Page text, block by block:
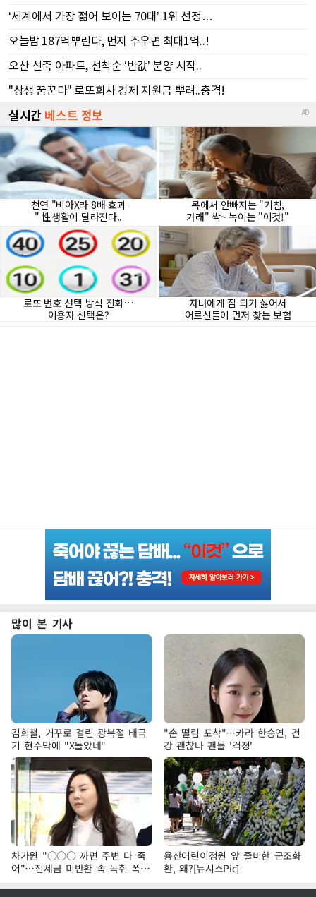
많이 본 기사
김희철, 거꾸로 걸린 광복절 태극
기 현수막에 "X돌았네"
"손 떨림 포착"…카라 한승연, 건
강 괜찮나 팬들 '걱정'
차가원 "○○○ 까면 주변 다 죽
어"…전세금 미반환 속 녹취 폭로
파장
용산어린이정원 앞 즐비한 근조화
환, 왜?[뉴시스Pic]